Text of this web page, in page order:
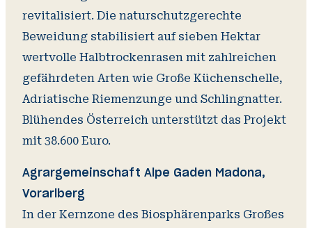
revitalisiert. Die naturschutzgerechte
Beweidung stabilisiert auf sieben Hektar
wertvolle Halbtrockenrasen mit zahlreichen
gefährdeten Arten wie Große Küchenschelle,
Adriatische Riemenzunge und Schlingnatter.
Blühendes Österreich unterstützt das Projekt
mit 38.600 Euro.
Agrargemeinschaft Alpe Gaden Madona,
Vorarlberg
In der Kernzone des Biosphärenparks Großes